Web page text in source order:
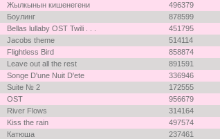
Жылкынын кишенегени
496379
Боулинг
878599
Bellas lullaby OST Twili . . .
451795
Jacobs theme
514114
Flightless Bird
858874
Leave out all the rest
891591
Songe D'une Nuit D'ete
336946
Suite № 2
172555
OST
956679
River Flows
314164
Kiss the rain
497574
Катюша
237461